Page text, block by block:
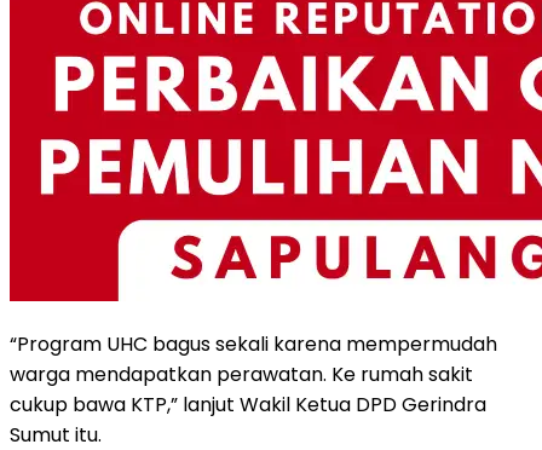
“Program UHC bagus sekali karena mempermudah
warga mendapatkan perawatan. Ke rumah sakit
cukup bawa KTP,” lanjut Wakil Ketua DPD Gerindra
Sumut itu.